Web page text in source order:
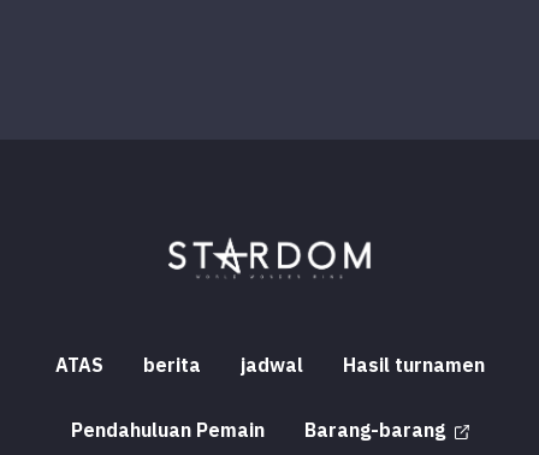
ATAS berita jadwal Hasil turnamen
Pendahuluan Pemain Barang-barang